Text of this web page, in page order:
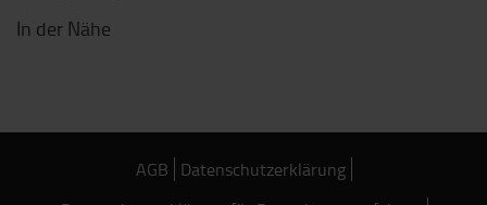
In der Nähe
AGB Datenschutzerklärung